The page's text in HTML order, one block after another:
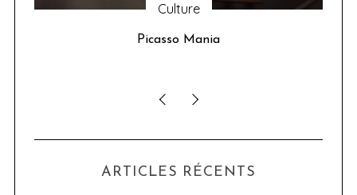
Culture
Picasso Mania
ARTICLES RÉCENTS